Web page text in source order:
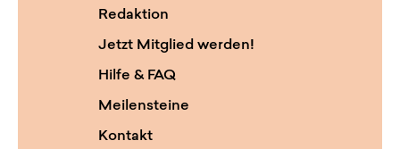
Redaktion
Jetzt Mitglied werden!
Hilfe & FAQ
Meilensteine
Kontakt